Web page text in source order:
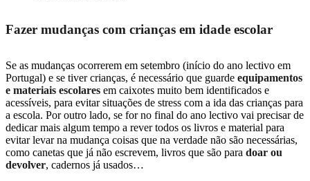
Fazer mudanças com crianças em idade escolar
Se as mudanças ocorrerem em setembro (início do ano lectivo em
Portugal) e se tiver crianças, é necessário que guarde equipamentos
e materiais escolares em caixotes muito bem identificados e
acessíveis, para evitar situações de stress com a ida das crianças para
a escola. Por outro lado, se for no final do ano lectivo vai precisar de
dedicar mais algum tempo a rever todos os livros e material para
evitar levar na mudança coisas que na verdade não são necessárias,
como canetas que já não escrevem, livros que são para doar ou
devolver, cadernos já usados…